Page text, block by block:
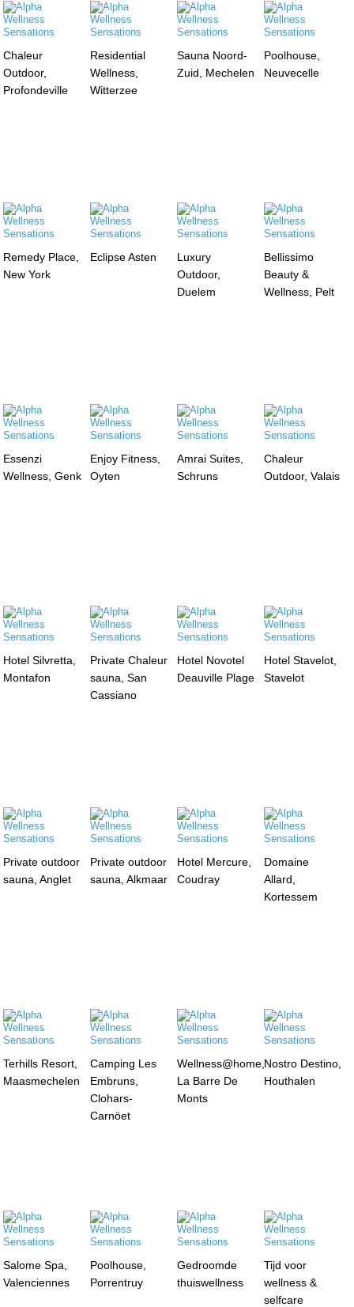
Chaleur
Outdoor,
Profondeville
Residential
Wellness,
Witterzee
Sauna Noord-
Zuid, Mechelen
Poolhouse,
Neuvecelle
Remedy Place,
New York
Eclipse Asten
Luxury
Outdoor,
Duelem
Bellissimo
Beauty &
Wellness, Pelt
Essenzi
Wellness, Genk
Enjoy Fitness,
Oyten
Amrai Suites,
Schruns
Chaleur
Outdoor, Valais
Hotel Silvretta,
Montafon
Private Chaleur
sauna, San
Cassiano
Hotel Novotel
Deauville Plage
Hotel Stavelot,
Stavelot
Private outdoor
sauna, Anglet
Private outdoor
sauna, Alkmaar
Hotel Mercure,
Coudray
Domaine
Allard,
Kortessem
Terhills Resort,
Maasmechelen
Camping Les
Embruns,
Clohars-
Carnöet
Wellness@home,
La Barre De
Monts
Nostro Destino,
Houthalen
Salome Spa,
Valenciennes
Poolhouse,
Porrentruy
Gedroomde
thuiswellness
Tijd voor
wellness &
selfcare